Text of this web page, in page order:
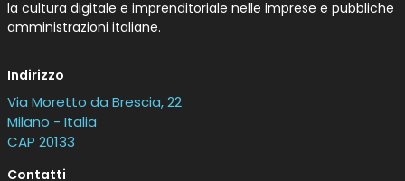
la cultura digitale e imprenditoriale nelle imprese e pubbliche
amministrazioni italiane.
Indirizzo
Via Moretto da Brescia, 22
Milano - Italia
CAP 20133
Contatti